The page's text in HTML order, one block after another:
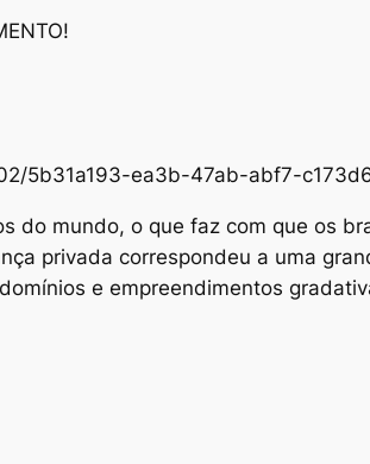
5b31a193-ea3b-47ab-abf7-
do mundo, o que faz com que os
privada correspondeu a uma
e empreendimentos